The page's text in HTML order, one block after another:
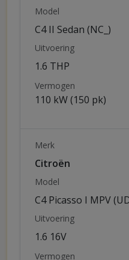
Model
C4 II Sedan (NC_)
Uitvoering
1.6 THP
Vermogen
110 kW (150 pk)
Merk
Citroën
Model
C4 Picasso I MPV
Uitvoering
1.6 16V
Vermogen